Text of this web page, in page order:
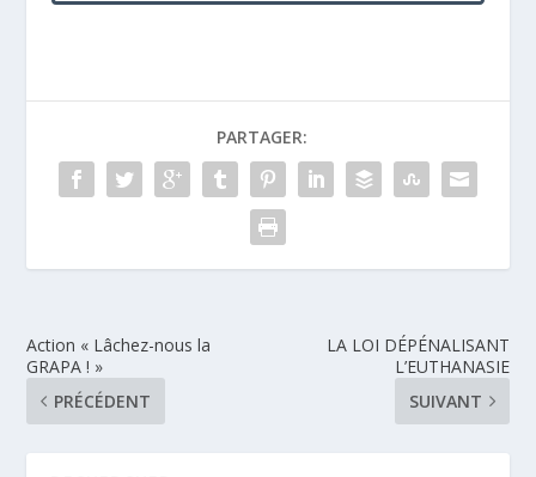
PARTAGER:
Action « Lâchez-nous la
GRAPA ! »
PRÉCÉDENT
LA LOI DÉPÉNALISANT
L’EUTHANASIE
SUIVANT